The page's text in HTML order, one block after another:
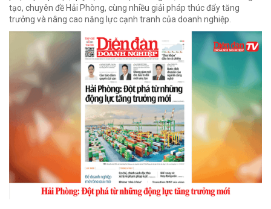
tạo, chuyên đề Hải Phòng, cùng nhiều giải pháp thúc đẩy tăng
trưởng và nâng cao năng lực cạnh tranh của doanh nghiệp.